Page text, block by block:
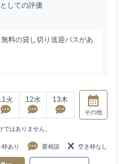
しての評価
料の貸し切り送迎バスがあ
火 12水 13木
その他
はありません。
枠あり 要相談 空き枠なし